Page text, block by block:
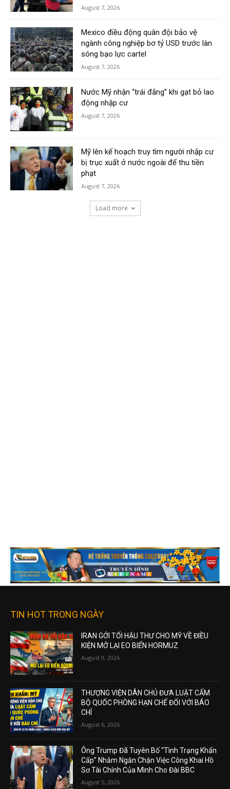
August 7, 2026
Mexico điều động quân đội bảo vệ
ngành công nghiệp bơ tỷ USD trước làn
sóng bạo lực cartel
August 7, 2026
Nước Mỹ nhận “trái đắng” khi gạt bỏ lao
động nhập cư
August 7, 2026
Mỹ lên kế hoạch truy tìm người nhập cư
bị trục xuất ở nước ngoài để thu tiền
phạt
August 7, 2026
Load more
TIN HOT TRONG NGÀY
IRAN GỞI TỐI HẬU THƯ CHO MỸ VỀ ĐIỀU
KIỆN MỞ LẠI EO BIỂN HORMUZ
August 9, 2026
THƯỢNG VIỆN DÂN CHỦ ĐƯA LUẬT CẤM
BỘ QUỐC PHÒNG HẠN CHẾ ĐỐI VỚI BÁO
CHÍ
August 6, 2026
Ông Trump Đã Tuyên Bố “Tình Trạng Khẩn
Cấp” Nhằm Ngăn Chặn Việc Công Khai Hồ
Sơ Tài Chính Của Mình Cho Đài BBC
August 5, 2026